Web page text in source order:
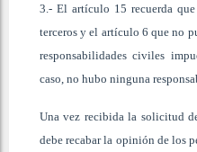
3.- El artículo 15 recuerda
terceros y el artículo 6 que no
responsabilidades civiles
caso, no hubo ninguna
Una vez recibida la solicitud
debe recabar la opinión de los